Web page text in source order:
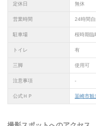
定休日 無休
営業時間 24時間自
駐車場 桜時期臨
トイレ 有
三脚 使用可
注意事項 -
公式ＨＰ 韮崎市観